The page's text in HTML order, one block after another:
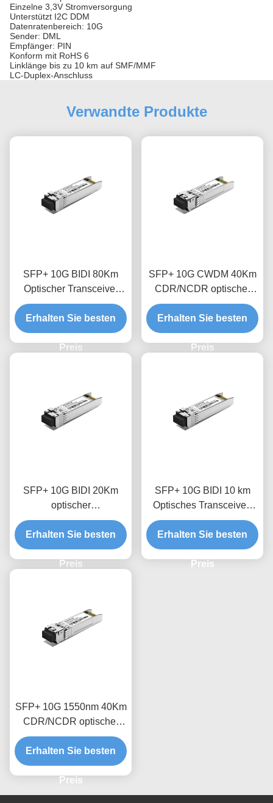
Einzelne 3,3V Stromversorgung
Unterstützt I2C DDM
Datenratenbereich: 10G
Sender: DML
Empfänger: PIN
Konform mit RoHS 6
Linklänge bis zu 10 km auf SMF/MMF
LC-Duplex-Anschluss
Verwandte Produkte
SFP+ 10G BIDI 80Km
Optischer Transceiver
Modul
Erhalten Sie besten
Preis
SFP+ 10G CWDM 40Km
CDR/NCDR optischer
Transceivermodul
Erhalten Sie besten
Preis
SFP+ 10G BIDI 20Km
optischer
Empfängermodul
Erhalten Sie besten
Preis
SFP+ 10G BIDI 10 km
Optisches Transceiver-
Modul
Erhalten Sie besten
Preis
SFP+ 10G 1550nm 40Km
CDR/NCDR optischer
Empfängermodul
Erhalten Sie besten
Preis